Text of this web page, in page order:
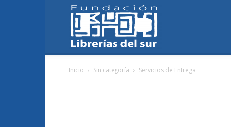
Inicio Sin categoría Servicios de Entrega